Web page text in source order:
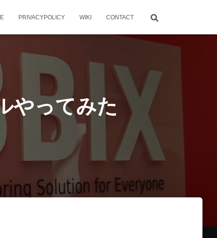
PRIVACYPOLICY WIKI CONTACT
やってみた